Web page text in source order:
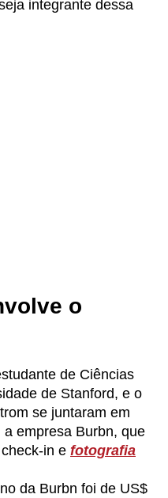
integrante dessa
o
de Ciências
de Stanford, e o
se juntaram em
empresa Burbn, que
in e fotografia
da Burbn foi de US$